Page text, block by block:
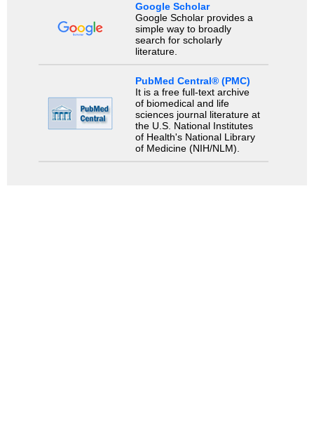
Google Scholar
Google Scholar provides a
simple way to broadly
search for scholarly
literature.
PubMed Central® (PMC)
It is a free full-text archive
of biomedical and life
sciences journal literature at
the U.S. National Institutes
of Health's National Library
of Medicine (NIH/NLM).